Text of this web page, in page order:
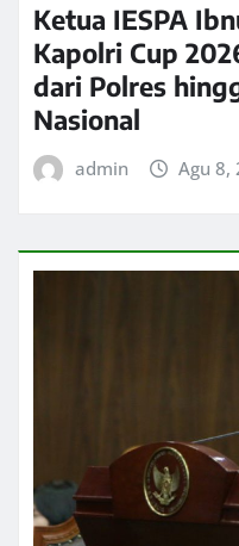
Ketua IESPA
Kapolri Cup
dari Polres
Nasional
admin Agu 8,